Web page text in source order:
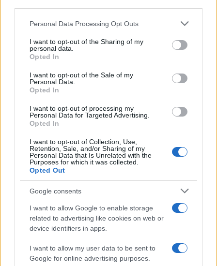
Please note that this website/app uses one or more Google
not limited to your visit or usage behaviour. You may click to
grant or deny consent to Google and its third-party tags to
use your data for below specified purposes in below Google
consent section.
Personal Data Processing Opt Outs
I want to opt-out of the Sharing of my
personal data.
Opted In
I want to opt-out of the Sale of my
Personal Data.
Opted In
I want to opt-out of processing my
Personal Data for Targeted Advertising.
Opted In
I want to opt-out of Collection, Use,
Retention, Sale, and/or Sharing of my
Personal Data that Is Unrelated with the
Purposes for which it was collected.
Opted Out
Google consents
I want to allow Google to enable storage
related to advertising like cookies on web or
device identifiers in apps.
I want to allow my user data to be sent to
Google for online advertising purposes.
komlóföldek. A Prágától 85 kilométerre északnyugatra
fekvő térség a cseh kulturális minisztérium szerint a világ
első komlótermesztő vidéke, amelyen évszázadok óta
folyik a világ legelismertebb komlófajtájának, a saaz
A világörökségi listára került hétfőn a guatemalai olmék-
maja Takalik Abaj régészeti helyszín, a maja kultúra bölcsője.
A fővárostól mintegy 200 kilométerre nyugatra fekvő El
növényzet alkotta régészeti helyszín a két civilizációval
kapcsolatos írásos emlékeket őriz. A várost először az
olmékok (i. e. 1500 és i. sz. 100 után) lakták, majd a
mezoamerikai preklasszikus kor közepén (i. e. 800 – i. sz.
Az ülésszakon felvették a világörökségi listára a
épületegyüttesét, a Régi Zsinagógát, a rituális fürdőt, a